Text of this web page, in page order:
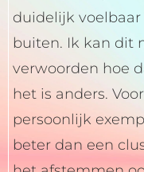
duidelijk
buiten. Ik kan dit
verwoorden hoe
het is anders.
persoonlijk
beter dan een